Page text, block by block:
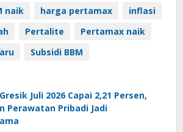
naik harga pertamax
inflasi
Pertalite
Pertamax naik
Subsidi BBM
Juli 2026 Capai 2,21 Persen,
Perawatan Pribadi Jadi